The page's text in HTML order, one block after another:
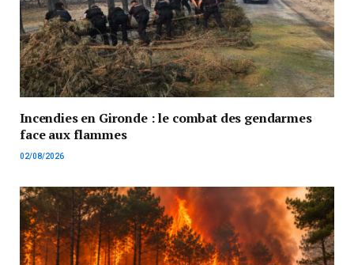
Incendies en Gironde : le combat des gendarmes
face aux flammes
02/08/2026